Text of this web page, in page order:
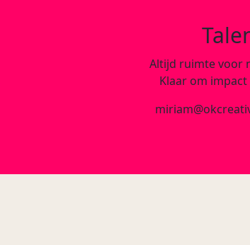
Altijd ruimte voor
Klaar om